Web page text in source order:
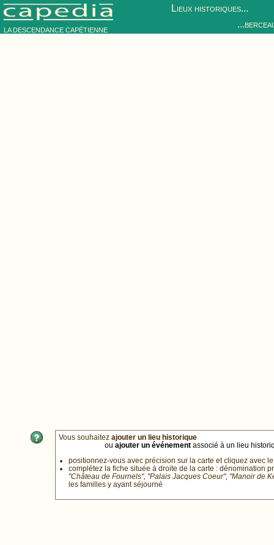
LA DESCENDANCE CAPÉTIENNE
Lieux historiques...
Vous souhaitez ajouter un lieu historique
ou ajouter un événement associé à un lieu
positionnez-vous avec précision sur la carte et cliquez avec
complétez la fiche située à droite de la carte : dénomination
"Château de Fournels", "Palais Jacques Coeur", "Manoir de
les familles y ayant séjourné